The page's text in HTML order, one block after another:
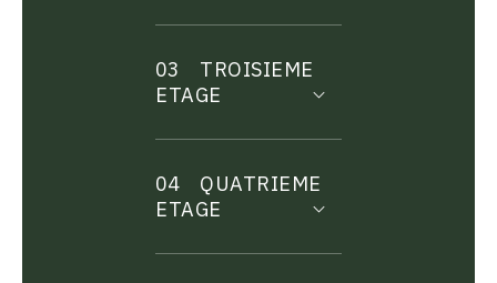
03
TROISIEME
ETAGE
04
QUATRIEME
ETAGE